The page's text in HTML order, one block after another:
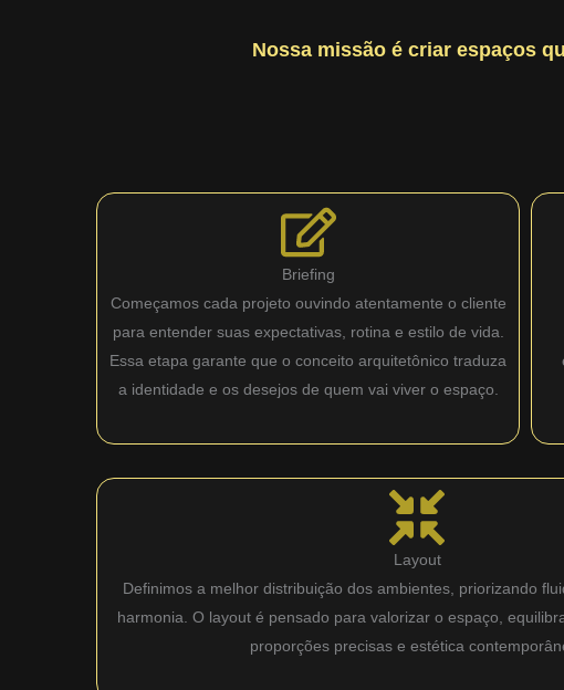
Nossa missão é criar espaços
Briefing
Começamos cada projeto ouvindo atentamente o cliente
para entender suas expectativas, rotina e estilo de vida.
Essa etapa garante que o conceito arquitetônico traduza
a identidade e os desejos de quem vai viver o espaço.
Layout
Definimos a melhor distribuição dos ambientes, priorizando
harmonia. O layout é pensado para valorizar o espaço,
proporções precisas e estética